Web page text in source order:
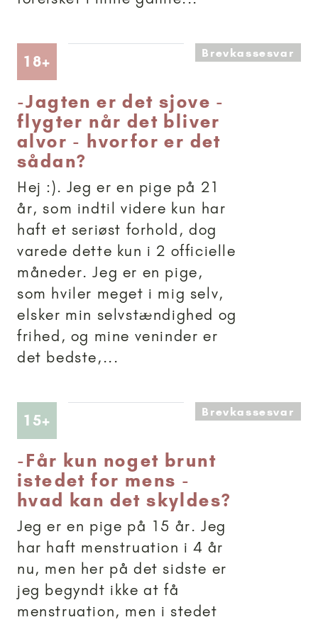
18+ Artikler anbefalet til 18+Brevkassesvar
-Jagten er det sjove -
flygter når det bliver
alvor - hvorfor er det
sådan?
Hej :). Jeg er en pige på 21
år, som indtil videre kun har
haft et seriøst forhold, dog
varede dette kun i 2 officielle
måneder. Jeg er en pige,
som hviler meget i mig selv,
elsker min selvstændighed og
frihed, og mine veninder er
det bedste,...
15+ Artikler anbefalet til 15+Brevkassesvar
-Får kun noget brunt
istedet for mens -
hvad kan det skyldes?
Jeg er en pige på 15 år. Jeg
har haft menstruation i 4 år
nu, men her på det sidste er
jeg begyndt ikke at få
menstruation, men i stedet